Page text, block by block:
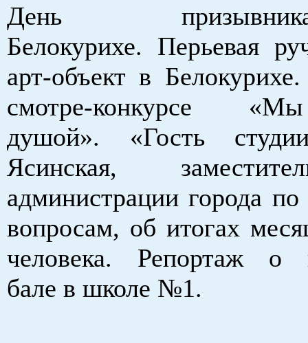
День
Белокурихе. Перьевая
арт-объект в
смотре-конкурсе
душой». «Гость
Ясинская,
администрации города
вопросам, об итогах
человека. Репортаж о
бале в школе №1.